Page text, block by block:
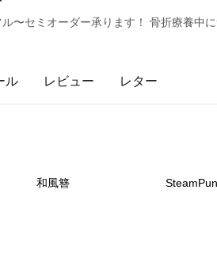
〜セミオーダー承ります！ 骨折療養中
ル レビュー レター
和風簪